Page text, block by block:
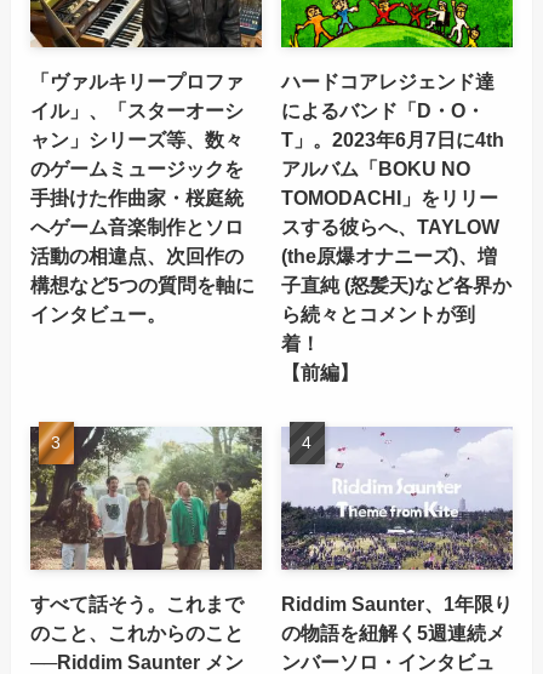
「ヴァルキリープロファ
イル」、「スターオーシ
ャン」シリーズ等、数々
のゲームミュージックを
手掛けた作曲家・桜庭統
へゲーム音楽制作とソロ
活動の相違点、次回作の
構想など5つの質問を軸に
インタビュー。
ハードコアレジェンド達
によるバンド「D・O・
T」。2023年6月7日に4th
アルバム「BOKU NO
TOMODACHI」をリリー
スする彼らへ、TAYLOW
(the原爆オナニーズ)、増
子直純 (怒髪天)など各界か
ら続々とコメントが到
着！
【前編】
すべて話そう。これまで
のこと、これからのこと
──Riddim Saunter メン
Riddim Saunter、1年限り
の物語を紐解く5週連続メ
ンバーソロ・インタビュ